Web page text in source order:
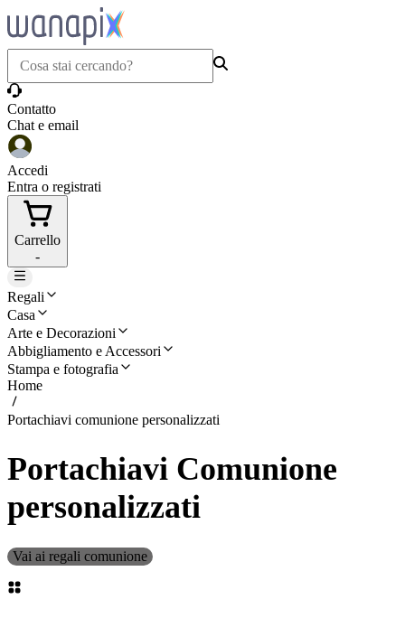
Contatto
Chat e email
Accedi
Entra o registrati
Carrello
-
Regali
Casa
Arte e Decorazioni
Abbigliamento e Accessori
Stampa e fotografia
Home
Portachiavi comunione personalizzati
Portachiavi Comunione
personalizzati
Vai ai regali comunione